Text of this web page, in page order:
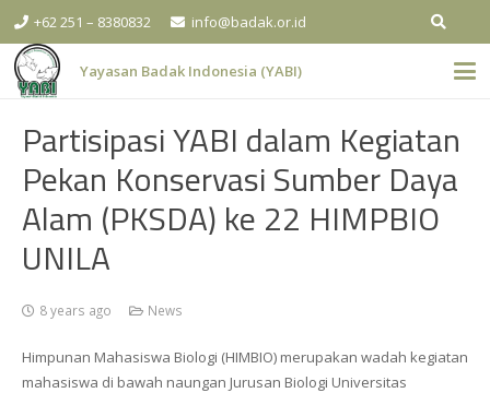
+62 251 – 8380832 info@badak.or.id
Yayasan Badak Indonesia (YABI)
Partisipasi YABI dalam Kegiatan
Pekan Konservasi Sumber Daya
Alam (PKSDA) ke 22 HIMPBIO
UNILA
8 years ago News
Himpunan Mahasiswa Biologi (HIMBIO) merupakan wadah kegiatan
mahasiswa di bawah naungan Jurusan Biologi Universitas